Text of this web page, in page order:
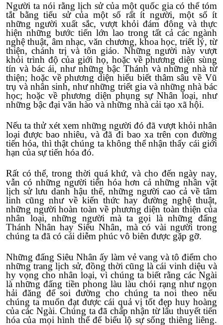
Người ta nói rằng lịch sử của một quốc gia có thể tóm
tắt bằng tiểu sử của một số rất ít người, một số ít
những người xuất sắc, vượt khỏi đám đông và thực
hiện những bước tiến lớn lao trong tất cả các ngành
nghệ thuật, âm nhạc, văn chương, khoa học, triết lý, từ
thiện, chánh trị và tôn giáo. Những người này vượt
khỏi trình độ của giới họ, hoặc về phương diện sùng
tín và bác ái, như những bậc Thánh và những nhà từ
thiện; hoặc về phương diện hiểu biết thâm sâu về Vũ
trụ và nhân sinh, như những triết gia và những nhà bác
học; hoặc về phương diện phụng sự Nhân loại, như
những bậc đại văn hào và những nhà cải tạo xã hội.
Nếu ta thử xét xem những người đó đã vượt khỏi nhân
loại được bao nhiêu, và đã đi bao xa trên con đường
tiến hóa, thì thật chúng ta không thể nhận thấy cái giới
hạn của sự tiến hóa đó.
Rất có thể, trong thời quá khứ, và cho đến ngày nay,
vẫn có những người tiến hóa hơn cả những nhân vật
lịch sử lưu danh hậu thế, những người cao cả về tâm
linh cũng như về kiến thức hay đường nghệ thuật,
những người hoàn toàn về phương diện toàn thiện của
nhân loại, những người mà ta gọi là những đấng
Thánh Nhân hay Siêu Nhân, mà có vài người trong
chúng ta đã có cái diễm phúc vô biên được gặp gỡ.
Những đấng Siêu Nhân ấy làm vẻ vang và tô điểm cho
những trang lịch sử, đồng thời cũng là cái vinh diệu và
hy vọng cho nhân loại, vì chúng ta biết rằng các Ngài
là những đấng tiền phong làu làu chói rạng như ngọn
hải đăng để soi đường cho chúng ta noi theo nếu
chúng ta muốn đạt được cái quả vị tốt đẹp huy hoàng
của các Ngài. Chúng ta đã chấp nhận từ lâu thuyết tiến
hóa của mọi hình thể để biểu lộ sự sống thiêng liêng.